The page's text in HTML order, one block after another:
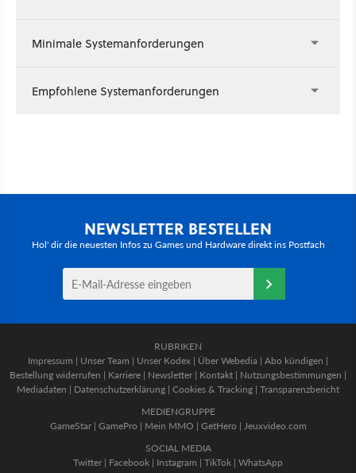
Minimale Systemanforderungen
Empfohlene Systemanforderungen
NEWSLETTER BESTELLEN
Hol' dir die neuesten Infos zu Games und Hardware direkt ins Postfach
RUBRIKEN
Impressum | Unser Team | Unser Kodex | Über Webedia | Abo kündigen |
Bestellung widerrufen | Karriere | Newsletter | Kontakt | Nutzungsbestimmungen |
Mediadaten | Datenschutzerklärung | Cookies & Tracking | Transparenzbericht
MEDIENGRUPPE
GameStar| GamePro | Mein MMO | GetHero | Jeuxvideo.com
SOCIAL MEDIA
Twitter | Facebook | Instagram | TikTok | WhatsApp